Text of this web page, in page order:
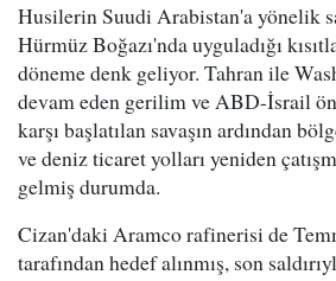
Husilerin Suudi Arabistan'a yönelik
Hürmüz Boğazı'nda uyguladığı
döneme denk geliyor. Tahran ile
devam eden gerilim ve ABD-İsrail
karşı başlatılan savaşın ardından
ve deniz ticaret yolları yeniden
gelmiş durumda.
Cizan'daki Aramco rafinerisi de
tarafından hedef alınmış, son